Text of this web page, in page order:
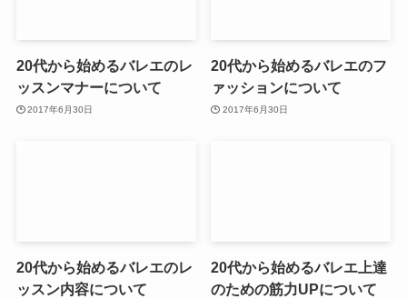
20代から始めるバレエのレ
ッスンマナーについて
2017年6月30日
20代から始めるバレエのフ
ァッションについて
2017年6月30日
20代から始めるバレエのレ
ッスン内容について
20代から始めるバレエ上達
のための筋力UPについて